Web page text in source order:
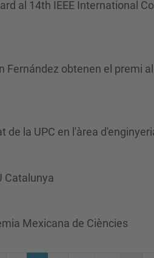
al 14th IEEE International
Fernández obtenen el premi
la UPC en l'àrea
Catalunya
Mexicana de Ciències